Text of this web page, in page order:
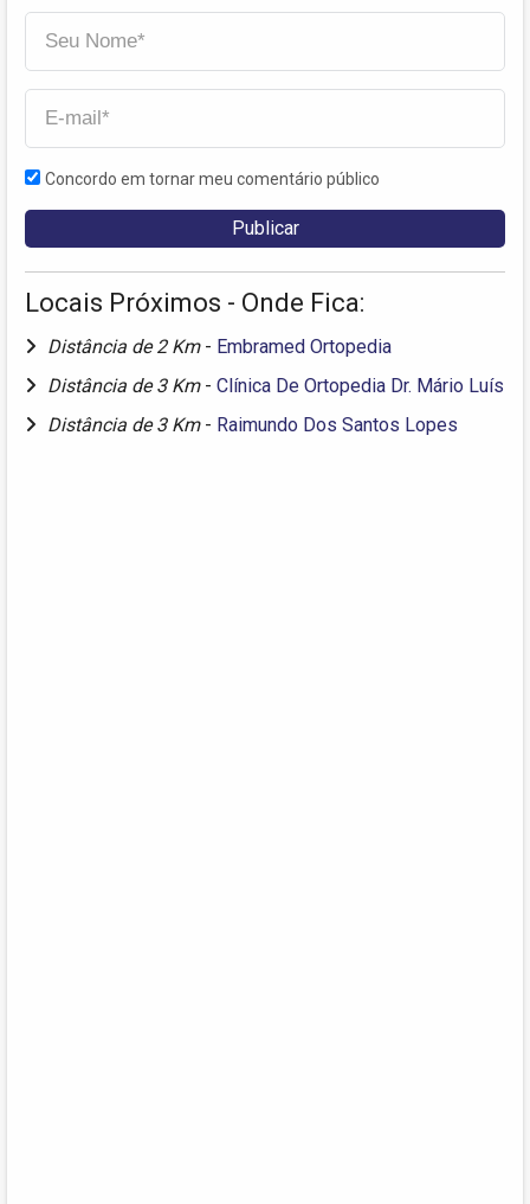
Concordo em tornar meu comentário público
Locais Próximos - Onde Fica:
Distância de 2 Km - Embramed Ortopedia
Distância de 3 Km - Clínica De Ortopedia Dr. Mário Luís
Distância de 3 Km - Raimundo Dos Santos Lopes